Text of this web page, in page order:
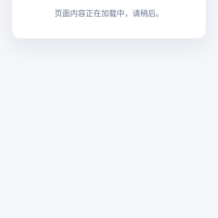
页面内容正在加载中，请稍后。